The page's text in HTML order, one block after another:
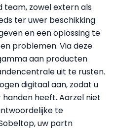
zowel extern als
ter uwer beschikking
en een oplossing te
problemen. Via deze
aan producten
uit te rusten.
digitaal aan, zodat u
heeft. Aarzel niet
te
uw partn